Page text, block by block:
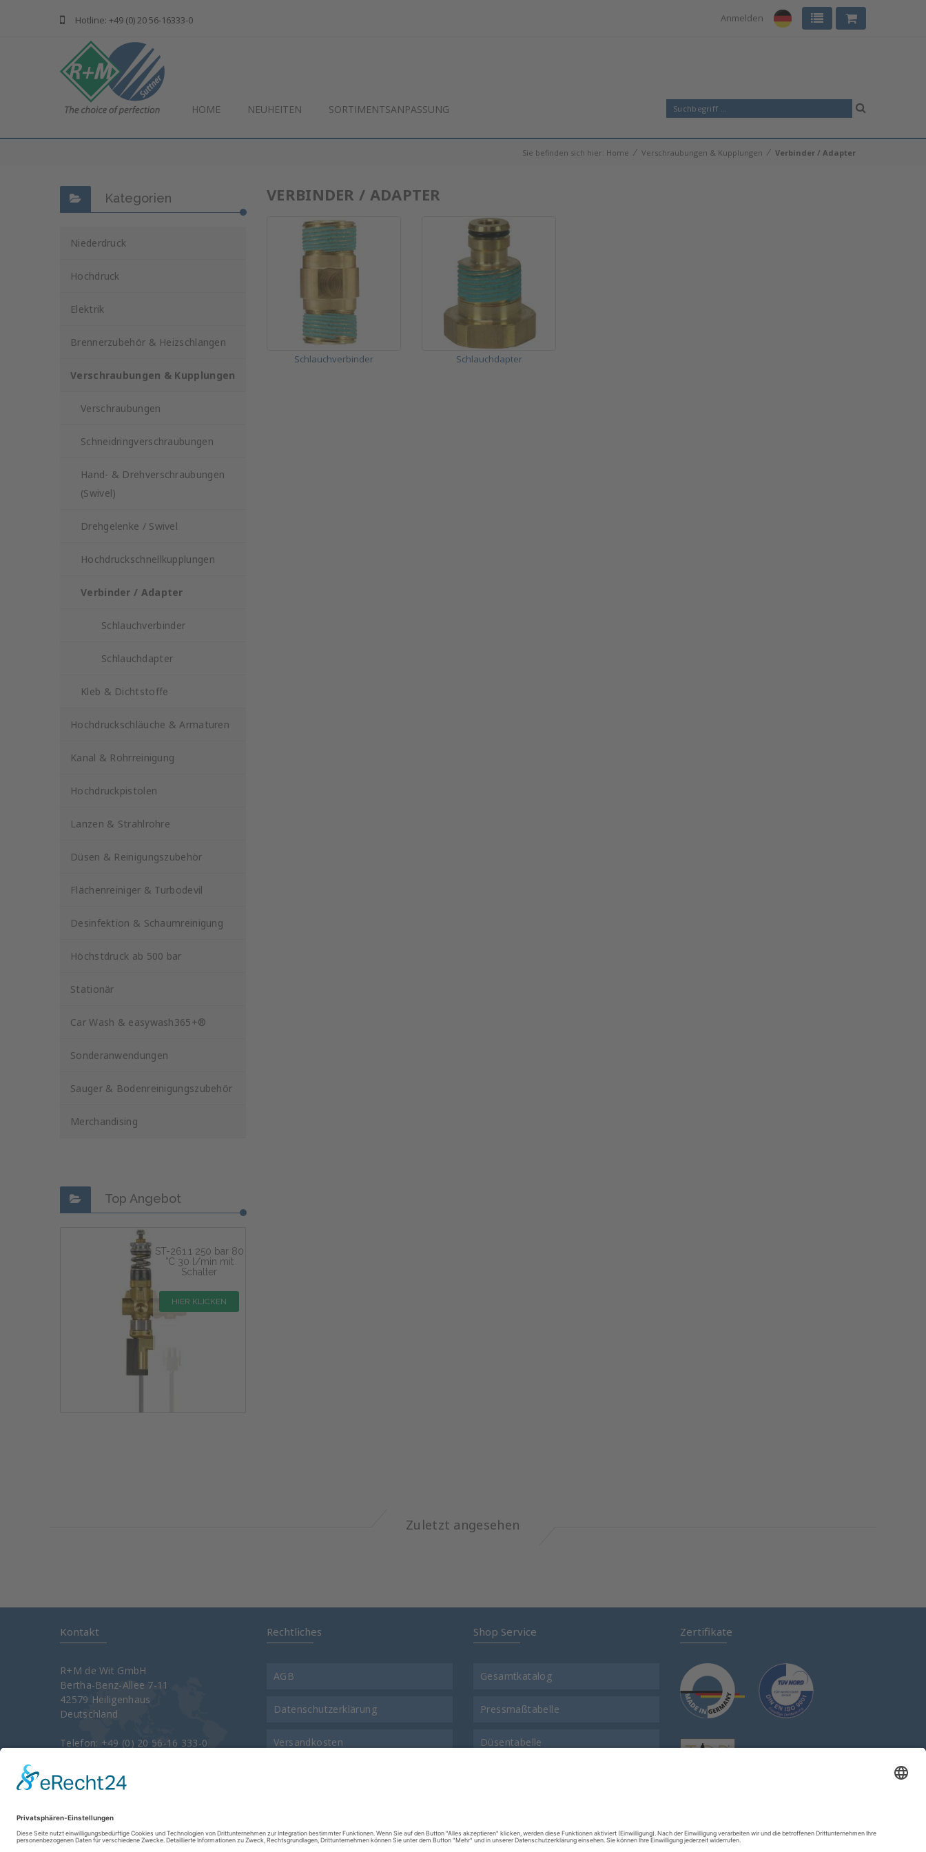
Anmelden
Hotline: +49 (0) 20 56-16333-0
HOME NEUHEITEN SORTIMENTSANPASSUNG
Sie befinden sich hier: Home ⁄ Verschraubungen & Kupplungen ⁄ Verbinder / Adapter
Kategorien
Niederdruck
Hochdruck
Elektrik
Brennerzubehör & Heizschlangen
Verschraubungen & Kupplungen
Verschraubungen
Schneidringverschraubungen
Hand- & Drehverschraubungen
(Swivel)
Drehgelenke / Swivel
Hochdruckschnellkupplungen
Verbinder / Adapter
Schlauchverbinder
Schlauchdapter
Kleb & Dichtstoffe
Hochdruckschläuche & Armaturen
Kanal & Rohrreinigung
Hochdruckpistolen
Lanzen & Strahlrohre
Düsen & Reinigungszubehör
Flächenreiniger & Turbodevil
Desinfektion & Schaumreinigung
Höchstdruck ab 500 bar
Stationär
Car Wash & easywash365+®
Sonderanwendungen
Sauger & Bodenreinigungszubehör
Merchandising
Top Angebot
ST-261.1 250 bar 80
°C 30 l/min mit
Schalter
HIER KLICKEN
VERBINDER / ADAPTER
Schlauchverbinder Schlauchdapter
Zuletzt angesehen
Kontakt
R+M de Wit GmbH
Bertha-Benz-Allee 7-11
42579 Heiligenhaus
Deutschland
Telefon: +49 (0) 20 56-16 333-0
e-Mail:
info@rm-suttner.com
Homepage:www.rm-suttner.com
Rechtliches
AGB
Datenschutzerklärung
Versandkosten
Impressum
Shop Service
Gesamtkatalog
Pressmaßtabelle
Düsentabelle
FAQ
Zertifikate